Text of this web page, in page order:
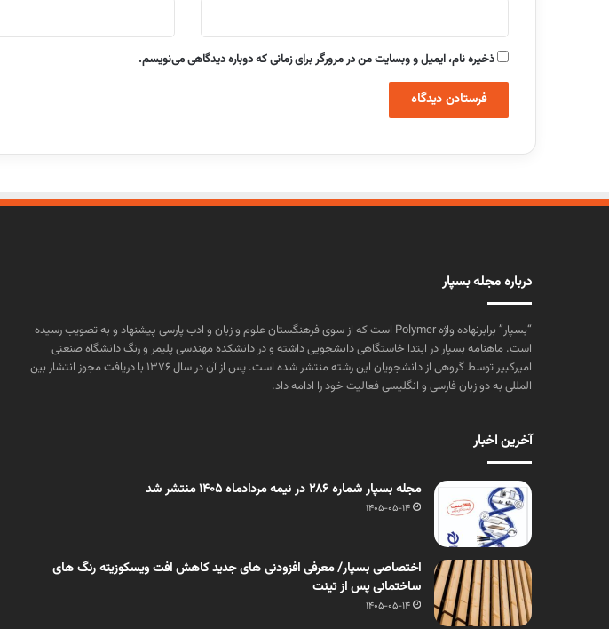
ذخیره نام، ایمیل و وبسایت من در مرورگر برای زمانی که دوباره دیدگاهی می‌نویسم.
درباره مجله بسپار
“بسپار” برابرنهاده واژه Polymer است که از سوی فرهنگستان علوم و زبان و ادب پارسی پیشنهاد و به تصویب رسیده
است. ماهنامه بسپار در ابتدا خاستگاهی دانشجویی داشته و در دانشکده مهندسی پلیمر و رنگ دانشگاه صنعتی
امیرکبیر توسط گروهی از دانشجویان این رشته منتشر شده است. پس از آن در سال ۱۳۷۶ با دریافت مجوز انتشار بین
المللی به دو زبان فارسی و انگلیسی فعالیت خود را ادامه داد.
آخرین اخبار
مجله بسپار شماره 286 در نیمه مردادماه 1405 منتشر شد
1405-05-14
اختصاصی بسپار/ معرفی افزودنی های جدید کاهش افت ویسکوزیته رنگ های
ساختمانی پس از تینت
1405-05-14